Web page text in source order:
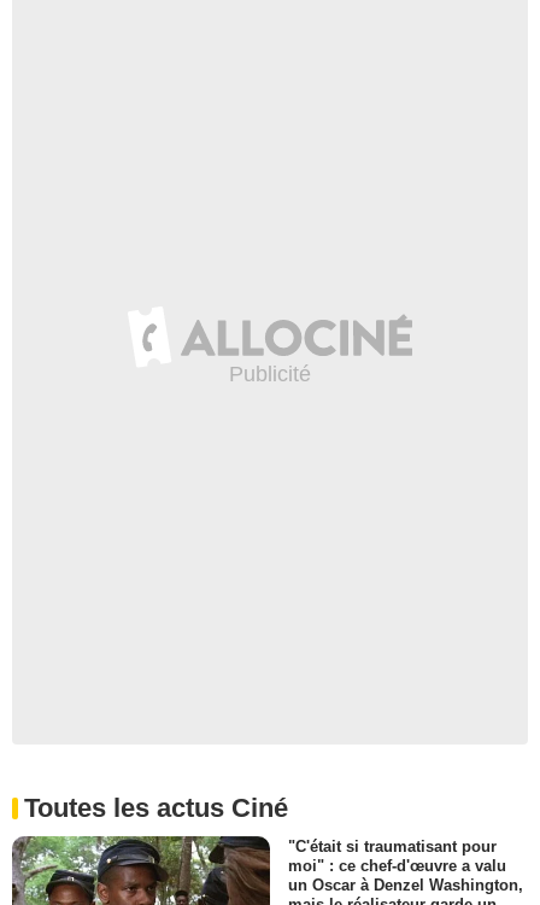
Toutes les actus Ciné
"C'était si traumatisant pour
moi" : ce chef-d'œuvre a valu
un Oscar à Denzel Washington,